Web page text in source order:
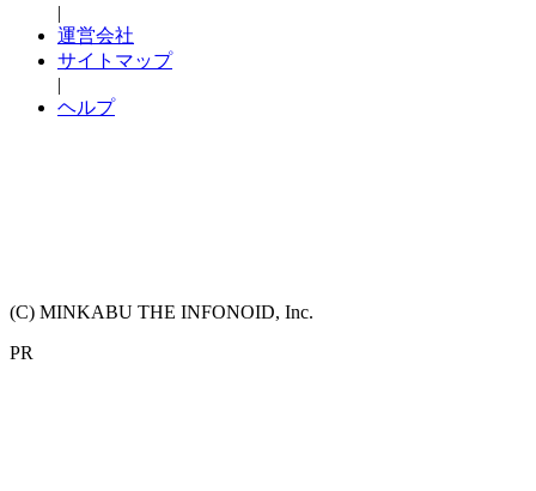
|
運営会社
サイトマップ
|
ヘルプ
(C) MINKABU THE INFONOID, Inc.
PR